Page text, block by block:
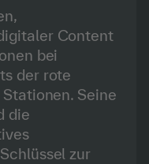
Content
bei
der rote
Seine
die
zur